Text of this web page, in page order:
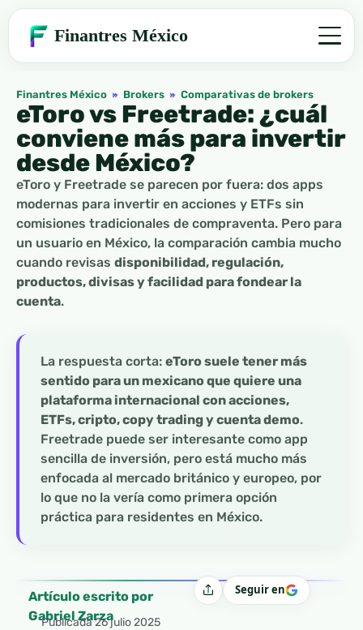
Finantres México
Finantres México » Brokers » Comparativas de brokers
eToro vs Freetrade: ¿cuál
conviene más para invertir
desde México?
eToro y Freetrade se parecen por fuera: dos apps
modernas para invertir en acciones y ETFs sin
comisiones tradicionales de compraventa. Pero para
un usuario en México, la comparación cambia mucho
cuando revisas disponibilidad, regulación,
productos, divisas y facilidad para fondear la
cuenta.
La respuesta corta: eToro suele tener más
sentido para un mexicano que quiere una
plataforma internacional con acciones,
ETFs, cripto, copy trading y cuenta demo.
Freetrade puede ser interesante como app
sencilla de inversión, pero está mucho más
enfocada al mercado británico y europeo, por
lo que no la vería como primera opción
práctica para residentes en México.
Artículo escrito por
Gabriel Zarza
Publicada26 julio 2025
CompartirSeguir en